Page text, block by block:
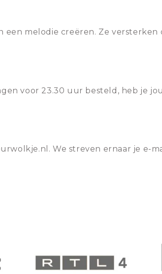
melodie creëren. Ze
voor 23.30 uur besteld, heb je
We streven ernaar je e-